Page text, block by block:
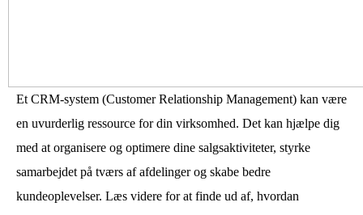
Et CRM-system (Customer Relationship Management) kan være
en uvurderlig ressource for din virksomhed. Det kan hjælpe dig
med at organisere og optimere dine salgsaktiviteter, styrke
samarbejdet på tværs af afdelinger og skabe bedre
kundeoplevelser. Læs videre for at finde ud af, hvordan